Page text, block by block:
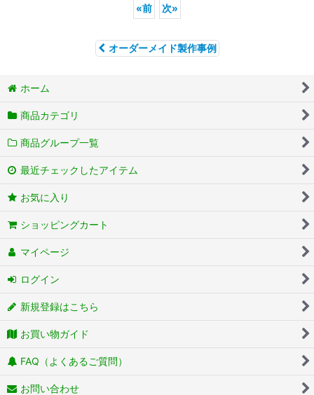
«前 次»
オーダーメイド製作事例
ホーム
商品カテゴリ
商品グループ一覧
最近チェックしたアイテム
お気に入り
ショッピングカート
マイページ
ログイン
新規登録はこちら
お買い物ガイド
FAQ（よくあるご質問）
お問い合わせ